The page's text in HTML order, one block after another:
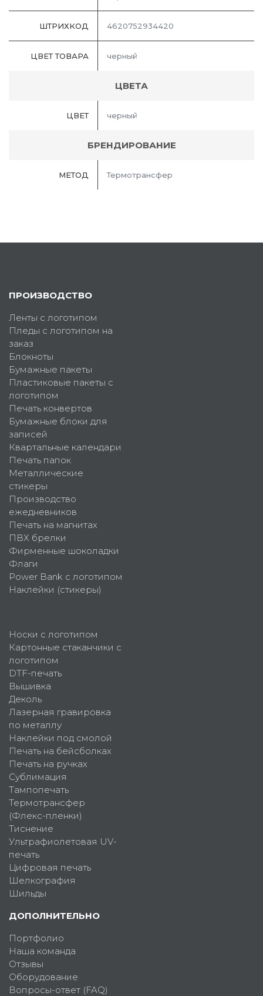
ШТРИХКОД 4620752934420
ЦВЕТ ТОВАРА черный
ЦВЕТА
ЦВЕТ черный
БРЕНДИРОВАНИЕ
МЕТОД Термотрансфер
ПРОИЗВОДСТВО
Ленты с логотипом
Пледы с логотипом на
заказ
Блокноты
Бумажные пакеты
Пластиковые пакеты с
логотипом
Печать конвертов
Бумажные блоки для
записей
Квартальные календари
Печать папок
Металлические
стикеры
Производство
ежедневников
Печать на магнитах
ПВХ брелки
Фирменные шоколадки
Флаги
Power Bank с логотипом
Наклейки (стикеры)
Носки с логотипом
Картонные стаканчики с
логотипом
DTF-печать
Вышивка
Деколь
Лазерная гравировка
по металлу
Наклейки под смолой
Печать на бейсболках
Печать на ручках
Сублимация
Тампопечать
Термотрансфер
(Флекс-пленки)
Тиснение
Ультрафиолетовая UV-
печать
Цифровая печать
Шелкография
Шильды
ДОПОЛНИТЕЛЬНО
Портфолио
Наша команда
Отзывы
Оборудование
Вопросы-ответ (FAQ)